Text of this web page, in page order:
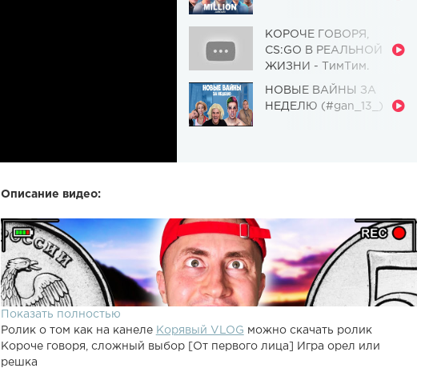
КОРОЧЕ ГОВОРЯ,
CS:GO В РЕАЛЬНОЙ
ЖИЗНИ - ТимТим.
НОВЫЕ ВАЙНЫ ЗА
НЕДЕЛЮ (#gan_13_)
Описание видео:
Показать полностью
Ролик о том как на канеле Корявый VLOG можно скачать ролик
Короче говоря, сложный выбор [От первого лица] Игра орел или
решка